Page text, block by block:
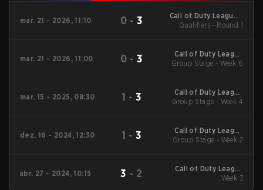
mar. 21 - 2026, 11:10 0 - 3
Call of Duty League -
Call of Duty League
Qualifiers - Round 1
mar. 21 - 2026, 11:00 0 - 3
Call of Duty League
2026 Regular Season
Group Stage - Week 6
mar. 15 - 2025, 08:30 1 - 3
Call of Duty League
2025 Regular Season
Group Stage - Week 4
dez. 16 - 2024, 12:30 1 - 3
Call of Duty League
2025 Regular Season
Group Stage - Week 2
abr. 27 - 2024, 10:15 3 - 2
Call of Duty League
2024 Regular Season
Week 3